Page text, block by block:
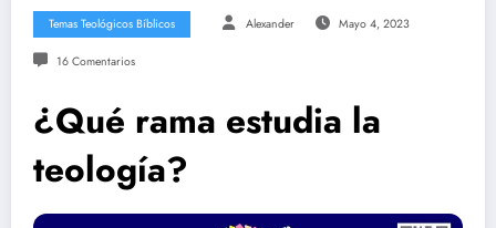
Temas Teológicos Bíblicos Alexander Mayo 4, 2023
16 Comentarios
¿Qué rama estudia la
teología?